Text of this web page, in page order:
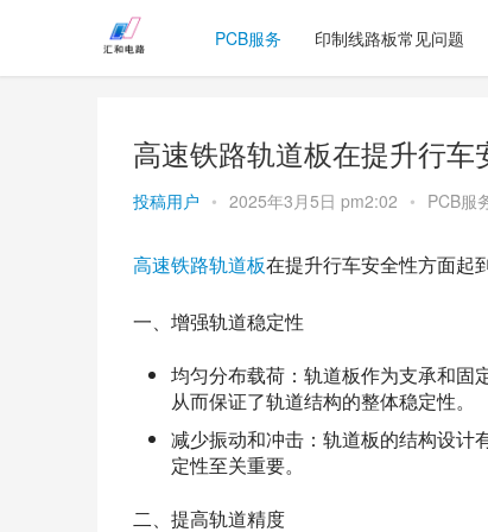
PCB服务 印制线路板常见问题
高速铁路轨道板在提升行车
投稿用户 • 2025年3月5日 pm2:02 • PCB服
高速铁路轨道板在提升行车安全性方面起
一、增强轨道稳定性
均匀分布载荷：轨道板作为支承和固
从而保证了轨道结构的整体稳定性。
减少振动和冲击：轨道板的结构设计
定性至关重要。
二、提高轨道精度